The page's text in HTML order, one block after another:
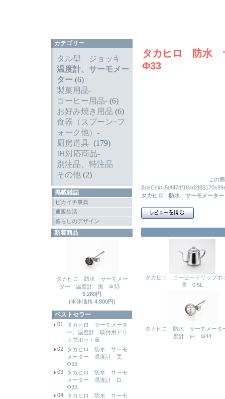
カテゴリー
タル型 ジョッキ
温度計、サーモメー
ター (6)
製菓用品-
コーヒー用品- (6)
お好み焼き用品 (6)
食器（スプーン･フ
ォーク他）-
厨房道具- (179)
IH対応商品-
別注品、特注品
その他 (2)
掲載雑誌
ピカイチ事典
通販生活
暮らしのデザイン
新着商品
タカヒロ 防水 サーモメー
ター 温度計 黒 Φ33
5,280円
(本体価格4,800円)
ベストセラー
01.
タカヒロ サーモメータ
ー、温度計 取付用ドリ
ップポット蓋
02.
タカヒロ 防水 サーモ
メーター 温度計 黒
Φ33
03.
タカヒロ 防水 サーモ
メーター 温度計 白
Φ33
04.
タカヒロ 防水 サーモ
タカヒロ 防水
Φ33
この
タカヒロ 防水 サーモメー
タカヒロ コーヒードリップ
雫 0.5L
タカヒロ 防水 サーモメー
度計 白 Φ44